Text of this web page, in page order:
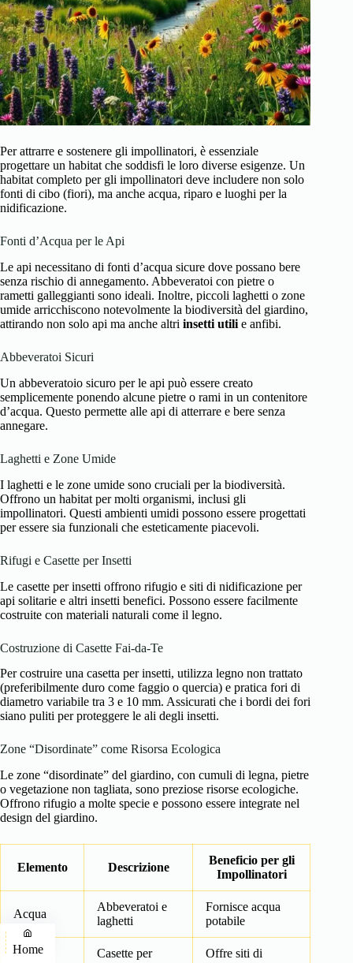
Per attrarre e sostenere gli impollinatori, è essenziale
progettare un habitat che soddisfi le loro diverse esigenze. Un
habitat completo per gli impollinatori deve includere non solo
fonti di cibo (fiori), ma anche acqua, riparo e luoghi per la
nidificazione.
Fonti d’Acqua per le Api
Le api necessitano di fonti d’acqua sicure dove possano bere
senza rischio di annegamento. Abbeveratoi con pietre o
rametti galleggianti sono ideali. Inoltre, piccoli laghetti o zone
umide arricchiscono notevolmente la biodiversità del giardino,
attirando non solo api ma anche altri insetti utili e anfibi.
Abbeveratoi Sicuri
Un abbeveratoio sicuro per le api può essere creato
semplicemente ponendo alcune pietre o rami in un contenitore
d’acqua. Questo permette alle api di atterrare e bere senza
annegare.
Laghetti e Zone Umide
I laghetti e le zone umide sono cruciali per la biodiversità.
Offrono un habitat per molti organismi, inclusi gli
impollinatori. Questi ambienti umidi possono essere progettati
per essere sia funzionali che esteticamente piacevoli.
Rifugi e Casette per Insetti
Le casette per insetti offrono rifugio e siti di nidificazione per
api solitarie e altri insetti benefici. Possono essere facilmente
costruite con materiali naturali come il legno.
Costruzione di Casette Fai-da-Te
Per costruire una casetta per insetti, utilizza legno non trattato
(preferibilmente duro come faggio o quercia) e pratica fori di
diametro variabile tra 3 e 10 mm. Assicurati che i bordi dei fori
siano puliti per proteggere le ali degli insetti.
Zone “Disordinate” come Risorsa Ecologica
Le zone “disordinate” del giardino, con cumuli di legna, pietre
o vegetazione non tagliata, sono preziose risorse ecologiche.
Offrono rifugio a molte specie e possono essere integrate nel
design del giardino.
Elemento Descrizione
Beneficio per gli
Impollinatori
Acqua
Abbeveratoi e
laghetti
Fornisce acqua
potabile
Casette per
Offre siti di
Home